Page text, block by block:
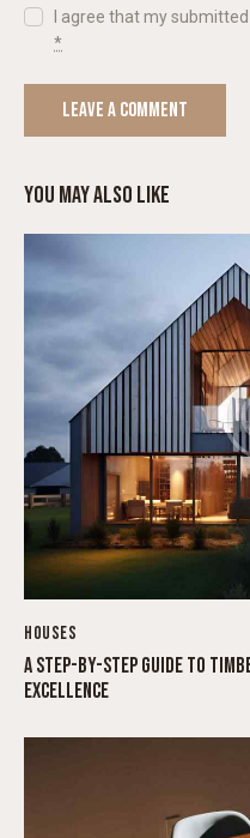
I agree that my
*
YOU MAY ALSO LIKE
HOUSES
A STEP-BY-STEP GUIDE TO
EXCELLENCE